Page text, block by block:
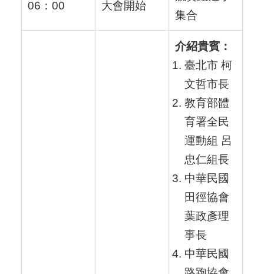
06：00 大會開始
集合
介紹貴賓：
臺北市 柯
文哲市長
教育部體
育署全民
運動組 呂
忠仁組長
中華民國
田徑協會
葉政彥理
事長
中華民國